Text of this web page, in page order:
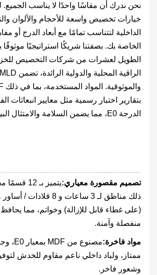
نحن ندرك أن مقاسًا واحدًا لا يناسب الجميع.
خيارات تخصيص واسعة للأحجام والألوان
الداخلية لتتناسب تمامًا مع أبعاد الدرج أو
الخاصة بك. بصفتنا شريكًا استراتيجيًا
الطويل لعشرات من شركات التخصيص
بتقارير اختبار رسمية مثل معايير انبعاثات
الدرجة E0، مما يضمن السلامة والامتثال البيئي.
تصميم مقصورة معياري:
يتميز بـ
(على غطاء قابل للإزالة) وخواتم، مما
منفصلة وآمنة.
مواد فاخرة:
ممتاز، ولباد داخلي ناعم مقاوم للخدش
وشعور فاخر.